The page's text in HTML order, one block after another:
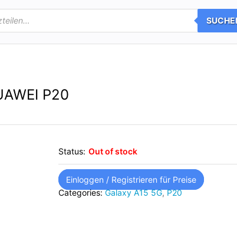
P20
Status: Out of stock
Einloggen / Registrieren für Preise
Categories:Galaxy A15 5G,P20